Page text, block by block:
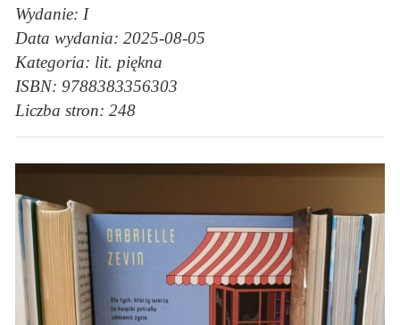
Wydanie: I
Data wydania: 2025-08-05
Kategoria: lit. piękna
ISBN: 9788383356303
Liczba stron: 248